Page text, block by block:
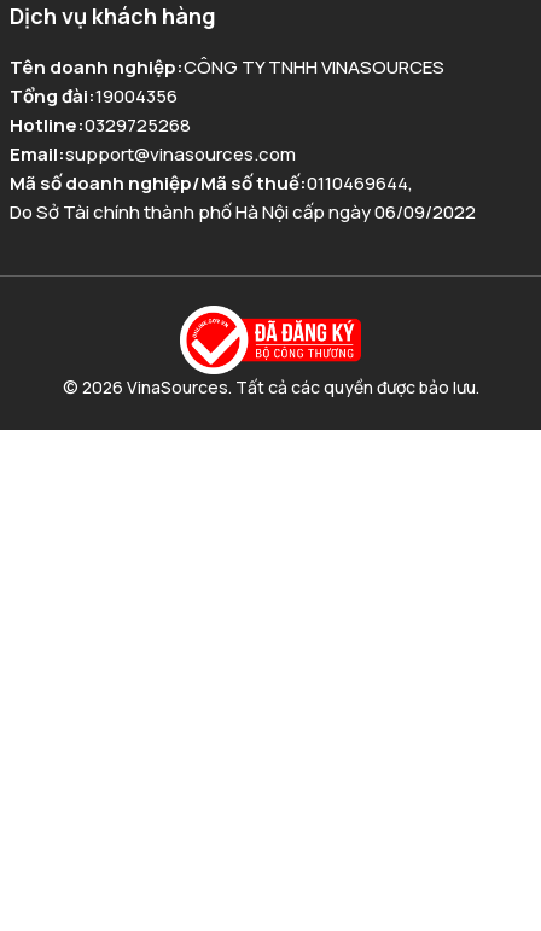
Dịch vụ khách hàng
Tên doanh nghiệp:CÔNG TY TNHH VINASOURCES
Tổng đài:19004356
Hotline:0329725268
Email:support@vinasources.com
Mã số doanh nghiệp/Mã số thuế:0110469644,
Do Sở Tài chính thành phố Hà Nội cấp ngày 06/09/2022
© 2026 VinaSources. Tất cả các quyền được bảo lưu.